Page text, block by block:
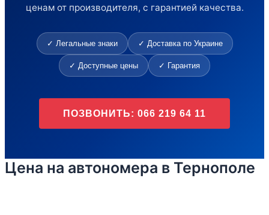
ценам от производителя, с гарантией качества.
✓ Легальные знаки ✓ Доставка по Украине
✓ Доступные цены ✓ Гарантия
ПОЗВОНИТЬ: 066 219 64 11
Цена на автономера в Тернополе